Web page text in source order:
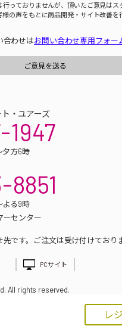
レ
行っておりませんが、頂いたご意見はス
の声をもとに商品開発・サイト改善を
合わせはお問い合わせ専用フォー
・ユアーズ
1947
夕方6時
8851
よる9時
ーセンター
です。ご注文は受け付けており
PCサイト
All rights reserved.